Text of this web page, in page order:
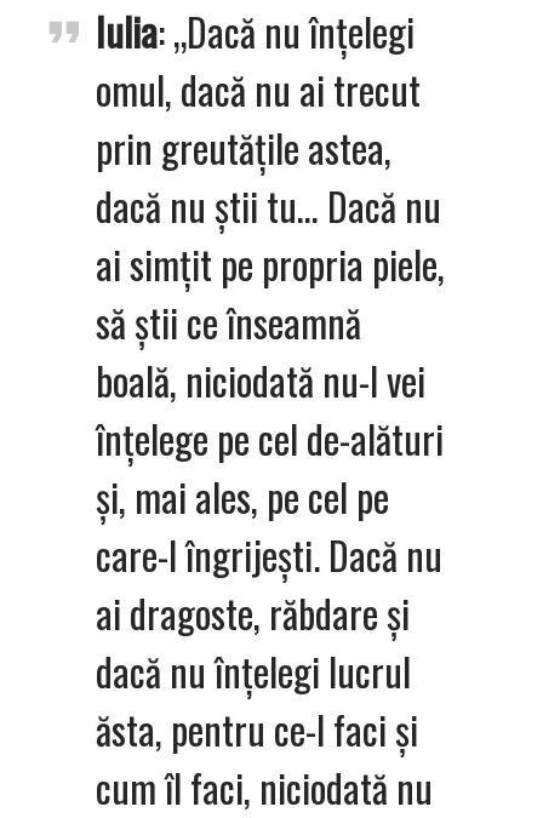
Iulia: „Dacă nu înțelegi
omul, dacă nu ai trecut
prin greutățile astea,
dacă nu știi tu… Dacă nu
ai simţit pe propria piele,
să știi ce înseamnă
boală, niciodată nu-l vei
înțelege pe cel de-alături
și, mai ales, pe cel pe
care-l îngrijești. Dacă nu
ai dragoste, răbdare și
dacă nu înțelegi lucrul
ăsta, pentru ce-l faci și
cum îl faci, niciodată nu